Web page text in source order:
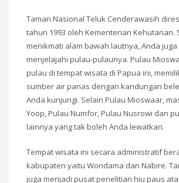
Taman Nasional Teluk Cenderawasih
tahun 1993 oleh Kementerian Kehutanan.
menikmati alam bawah lautnya, Anda juga
menjelajahi pulau-pulaunya. Pulau
pulau di tempat wisata di Papua ini,
sumber air panas dengan kandungan
Anda kunjungi. Selain Pulau Mioswaar,
Yoop, Pulau Numfor, Pulau Nusrowi dan
lainnya yang tak boleh Anda lewatkan.
Tempat wisata ini secara administratif
kabupaten yaitu Wondama dan Nabire.
juga menjadi pusat penelitian hiu paus